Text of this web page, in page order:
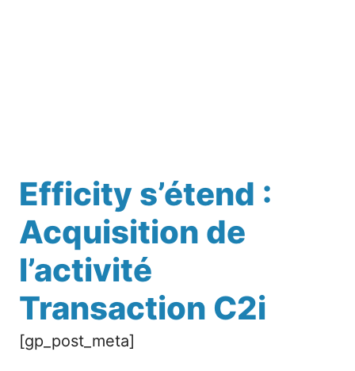
Efficity s’étend :
Acquisition de
l’activité
Transaction C2i
[gp_post_meta]